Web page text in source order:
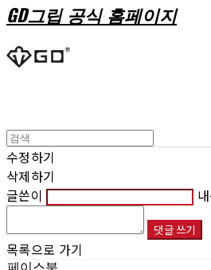
GD그립 공식 홈페이지
수정하기
삭제하기
글쓴이
댓글 쓰기
목록으로 가기
페이스북